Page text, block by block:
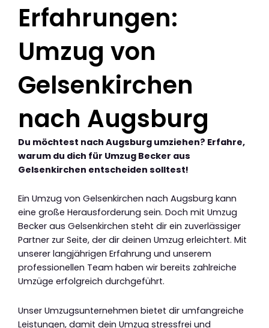
Erfahrungen:
Umzug von
Gelsenkirchen
nach Augsburg
Du möchtest nach Augsburg umziehen? Erfahre,
warum du dich für Umzug Becker aus
Gelsenkirchen entscheiden solltest!
Ein Umzug von Gelsenkirchen nach Augsburg kann
eine große Herausforderung sein. Doch mit Umzug
Becker aus Gelsenkirchen steht dir ein zuverlässiger
Partner zur Seite, der dir deinen Umzug erleichtert. Mit
unserer langjährigen Erfahrung und unserem
professionellen Team haben wir bereits zahlreiche
Umzüge erfolgreich durchgeführt.
Unser Umzugsunternehmen bietet dir umfangreiche
Leistungen, damit dein Umzug stressfrei und